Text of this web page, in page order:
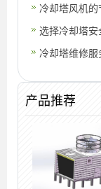
优缺点)
料的作用
冷却塔风机
造浅析(冷却
改造方案
选择冷却塔
哪几点?(冷却
冷却塔维修
产品推荐